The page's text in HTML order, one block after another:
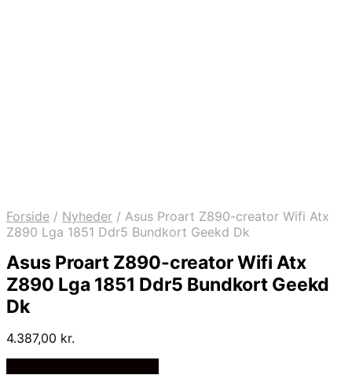
Forside / Nyheder / Asus Proart Z890-creator Wifi Atx
Z890 Lga 1851 Ddr5 Bundkort Geekd Dk
Asus Proart Z890-creator Wifi Atx
Z890 Lga 1851 Ddr5 Bundkort Geekd
Dk
4.387,00 kr.